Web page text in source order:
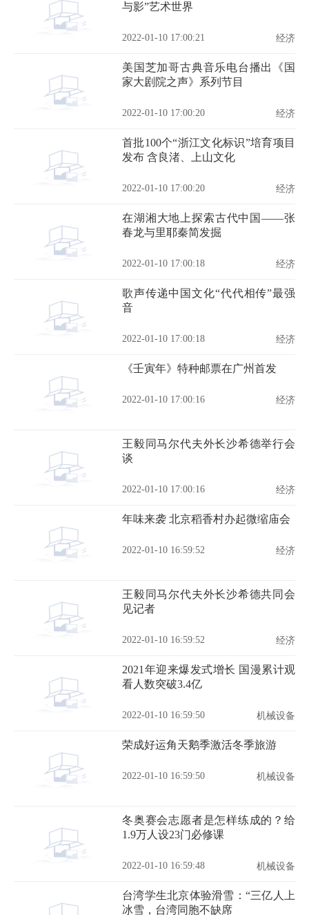
与影”艺术世界
2022-01-10 17:00:21 经济
美国芝加哥古典音乐电台播出《国
家大剧院之声》系列节目
2022-01-10 17:00:20 经济
首批100个“浙江文化标识”培育项目
发布 含良渚、上山文化
2022-01-10 17:00:20 经济
在湖湘大地上探索古代中国——张
春龙与里耶秦简发掘
2022-01-10 17:00:18 经济
歌声传递中国文化“代代相传”最强
音
2022-01-10 17:00:18 经济
《壬寅年》特种邮票在广州首发
2022-01-10 17:00:16 经济
王毅同马尔代夫外长沙希德举行会
谈
2022-01-10 17:00:16 经济
年味来袭 北京稻香村办起微缩庙会
2022-01-10 16:59:52 经济
王毅同马尔代夫外长沙希德共同会
见记者
2022-01-10 16:59:52 经济
2021年迎来爆发式增长 国漫累计观
看人数突破3.4亿
2022-01-10 16:59:50 机械设备
荣成好运角天鹅季激活冬季旅游
2022-01-10 16:59:50 机械设备
冬奥赛会志愿者是怎样练成的？给
1.9万人设23门必修课
2022-01-10 16:59:48 机械设备
台湾学生北京体验滑雪：“三亿人上
冰雪，台湾同胞不缺席